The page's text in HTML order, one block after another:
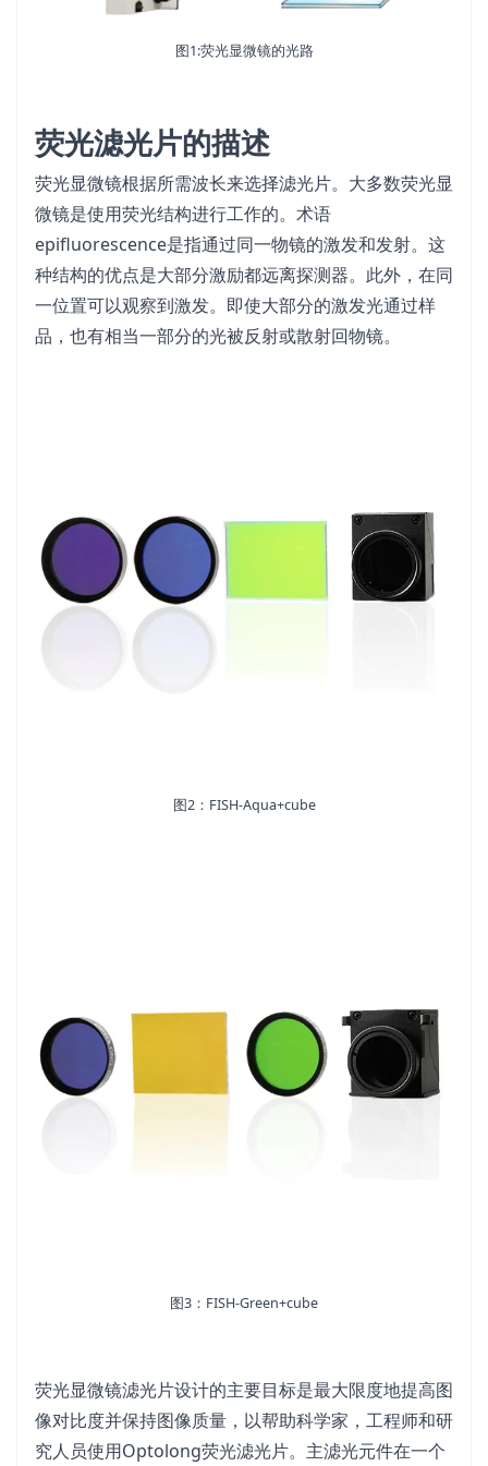
图1:荧光显微镜的光路
荧光滤光片的描述
荧光显微镜根据所需波长来选择滤光片。大多数荧光显
微镜是使用荧光结构进行工作的。术语
epifluorescence是指通过同一物镜的激发和发射。这
种结构的优点是大部分激励都远离探测器。此外，在同
一位置可以观察到激发。即使大部分的激发光通过样
品，也有相当一部分的光被反射或散射回物镜。
图2：FISH-Aqua+cube
图3：FISH-Green+cube
荧光显微镜滤光片设计的主要目标是最大限度地提高图
像对比度并保持图像质量，以帮助科学家，工程师和研
究人员使用Optolong荧光滤光片。主滤光元件在一个